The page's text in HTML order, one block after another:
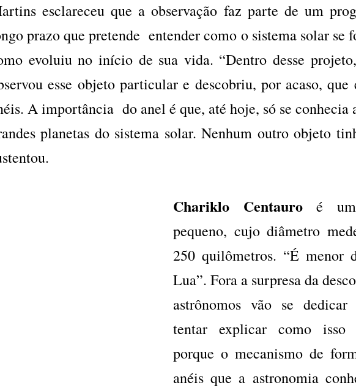
esclareceu que a observação faz parte de um
prazo que pretende entender como o sistema solar se
evoluiu no início de sua vida. “Dentro desse
esse objeto particular e descobriu, por acaso,
A importância do anel é que, até hoje, só se conhecia
planetas do sistema solar. Nenhum outro objeto
Chariklo Centauroé um
pequeno, cujo diâmetro
250 quilômetros. “É menor
Lua”. Fora a surpresa da
astrônomos vão se
tentar explicar como isso
porque o mecanismo de
anéis que a astronomia